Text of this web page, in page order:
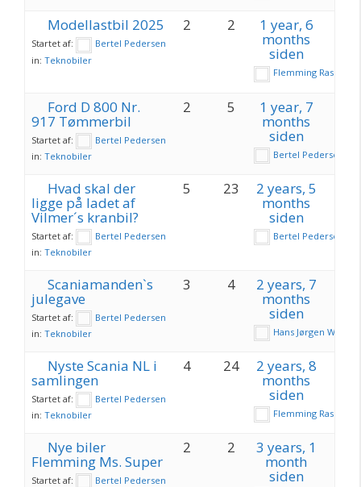
Modellastbil 2025
Startet af:
Bertel Pedersen
in: Teknobiler
2 2 1 year, 6
months
siden
Flemming Rasch
Ford D 800 Nr.
917 Tømmerbil
Startet af:
Bertel Pedersen
in: Teknobiler
2 5 1 year, 7
months
siden
Bertel Pedersen
Hvad skal der
ligge på ladet af
Vilmer´s kranbil?
Startet af:
Bertel Pedersen
in: Teknobiler
5 23 2 years, 5
months
siden
Bertel Pedersen
Scaniamanden`s
julegave
Startet af:
Bertel Pedersen
in: Teknobiler
3 4 2 years, 7
months
siden
Hans Jørgen Wagner
Nyste Scania NL i
samlingen
Startet af:
Bertel Pedersen
in: Teknobiler
4 24 2 years, 8
months
siden
Flemming Rasch
Nye biler
Flemming Ms. Super
Startet af:
Bertel Pedersen
2 2 3 years, 1
month
siden